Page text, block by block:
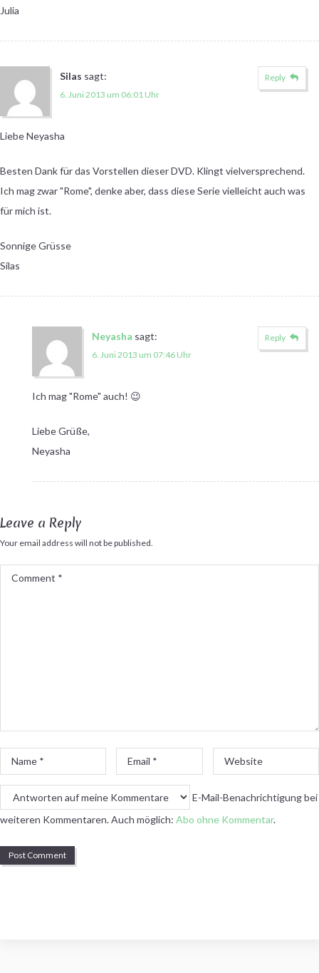
Julia
Silas sagt:
6. Juni 2013 um 06:01 Uhr
Liebe Neyasha
Besten Dank für das Vorstellen dieser DVD. Klingt vielversprechend.
Ich mag zwar "Rome", denke aber, dass diese Serie vielleicht auch was
für mich ist.
Sonnige Grüsse
Silas
Reply
Neyasha sagt:
6. Juni 2013 um 07:46 Uhr
Ich mag "Rome" auch! 😉
Liebe Grüße,
Neyasha
Reply
Leave a Reply
Your email address will not be published.
Comment
Name
*
Email
*
Website
E-Mail-Benachrichtigung bei
weiteren Kommentaren. Auch möglich: Abo ohne Kommentar.